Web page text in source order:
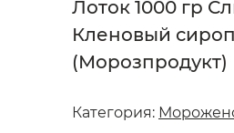
Лоток 1000 гр
Кленовый
(Морозпродукт)
Категория: